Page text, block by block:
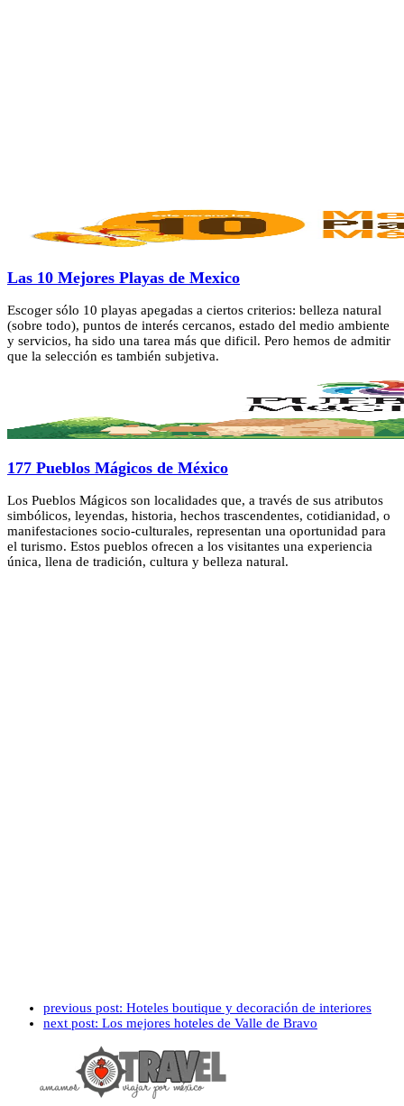
Las 10 Mejores Playas de Mexico
Escoger sólo 10 playas apegadas a ciertos criterios: belleza natural
(sobre todo), puntos de interés cercanos, estado del medio ambiente
y servicios, ha sido una tarea más que dificil. Pero hemos de admitir
que la selección es también subjetiva.
177 Pueblos Mágicos de México
Los Pueblos Mágicos son localidades que, a través de sus atributos
simbólicos, leyendas, historia, hechos trascendentes, cotidianidad, o
manifestaciones socio-culturales, representan una oportunidad para
el turismo. Estos pueblos ofrecen a los visitantes una experiencia
única, llena de tradición, cultura y belleza natural.
previous post: Hoteles boutique y decoración de interiores
next post: Los mejores hoteles de Valle de Bravo